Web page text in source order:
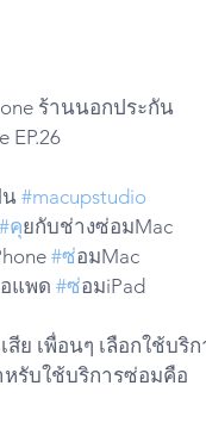
ร้านนอกประกัน
EP.26
น #macupstudio
#คุยกับช่างซ่อมMac
#ซ่อมMac
แพด #ซ่อมiPad
สีย เพื่อนๆ เลือกใช้บ
หรับใช้บริการซ่อมคือ